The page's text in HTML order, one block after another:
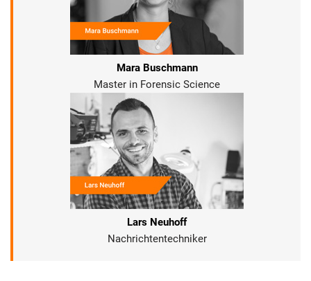
Mara Buschmann
Master in Forensic Science
Lars Neuhoff
Nachrichtentechniker